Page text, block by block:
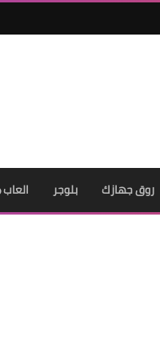
روق جهازك بلوجر العاب